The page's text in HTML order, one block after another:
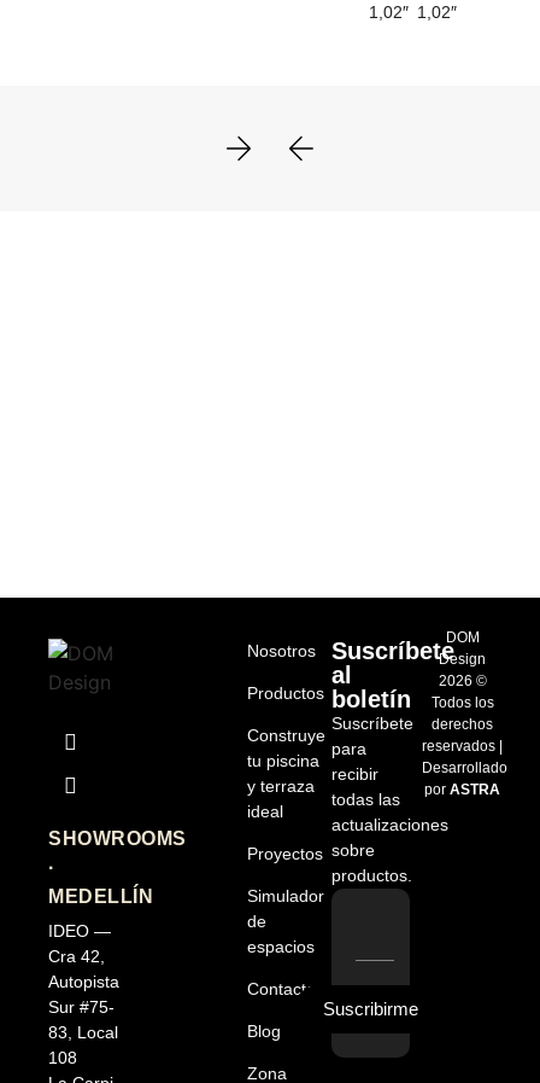
1,02″ 1,02″
SHOWROOMS
·
MEDELLÍN
IDEO —
Cra 42,
Autopista
Sur #75-
83, Local
108
Nosotros
Productos
Construye
tu piscina
y terraza
ideal
Proyectos
Simulador
de
espacios
Contacto
Blog
Zona
Suscríbete
al
boletín
Suscríbete
para
recibir
todas las
actualizaciones
sobre
productos.
Suscribirme
DOM
Design
2026 ©
Todos los
derechos
reservados |
Desarrollado
porASTRA